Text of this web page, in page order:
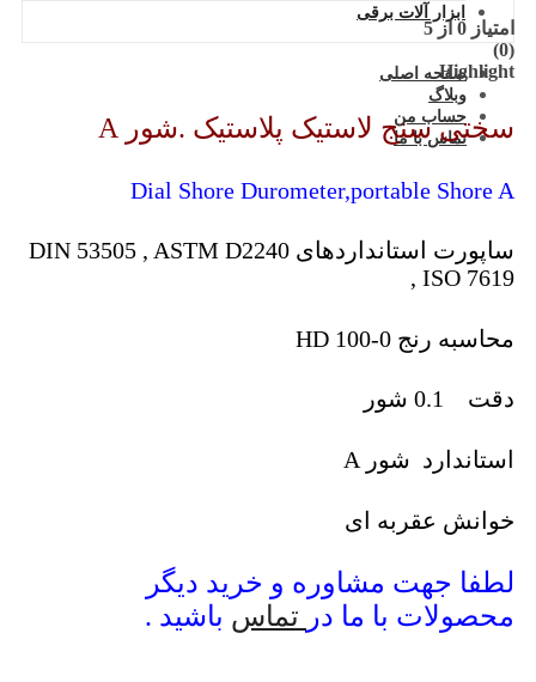
ابزار آلات برقی
صفحه اصلی
وبلاگ
حساب من
تماس با ما
امتیاز 0 از 5
(0)
Highlight
سختی سنج لاستیک پلاستیک .شور A
Dial Shore Durometer,portable Shore A
ساپورت استانداردهای DIN 53505 , ASTM D2240
, ISO 7619
محاسبه رنج 0-100 HD
دقت 0.1 شور
استاندارد شور A
خوانش عقربه ای
لطفا جهت مشاوره و خرید دیگر
محصولات با ما در تماس باشید .